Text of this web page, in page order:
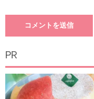
PR